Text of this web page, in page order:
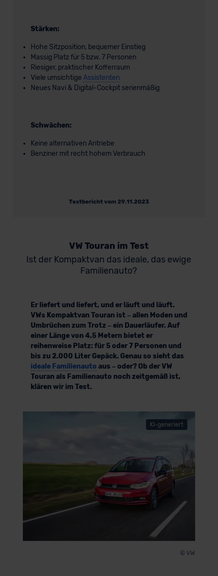
Stärken:
Hohe Sitzposition, bequemer Einstieg
Massig Platz für 5 bzw. 7 Personen
Riesiger, praktischer Kofferraum
Viele umsichtige Assistenten
Neues Navi & Digital-Cockpit serienmäßig
Schwächen:
Keine alternativen Antriebe
Benziner mit recht hohem Verbrauch
VW Touran im Test
Ist der Kompaktvan das ideale, das ewige
Familienauto?
Er liefert und liefert, und er läuft und läuft.
VWs Kompaktvan Touran ist – allen Moden und
Umbrüchen zum Trotz – ein Dauerläufer. Auf
einer Länge von 4,5 Metern bietet er
reihenweise Platz: für 5 oder 7 Personen und
bis zu 2.000 Liter Gepäck. Genau so sieht das
ideale Familienauto aus – oder? Ob der VW
Touran als Familienauto noch zeitgemäß ist,
klären wir im Test.
KI-generiert
© VW